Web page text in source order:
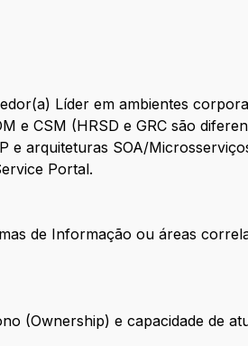
Líder em ambientes
e CSM (HRSD e GRC são
e arquiteturas SOA/
Portal.
de Informação ou áreas
(Ownership) e capacidade de